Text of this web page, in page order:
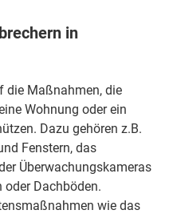
in
die Maßnahmen, die
Wohnung oder ein
Dazu gehören z.B.
Fenstern, das
Überwachungskameras
oder Dachböden.
wie das